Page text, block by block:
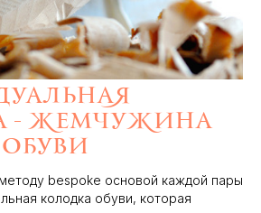
- жемчужина
bespoke основой каждой пары
колодка обуви, которая